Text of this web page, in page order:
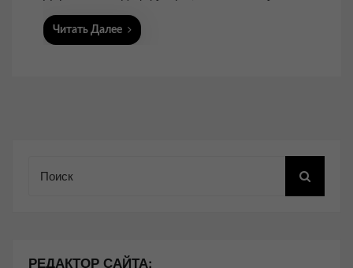
Читать Далее
РЕДАКТОР САЙТА: